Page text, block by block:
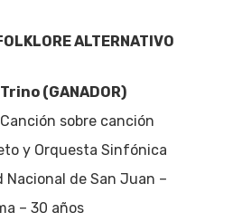
ALTERNATIVO
(GANADOR)
sobre canción
y Orquesta Sinfónica
Nacional de San Juan –
– 30 años